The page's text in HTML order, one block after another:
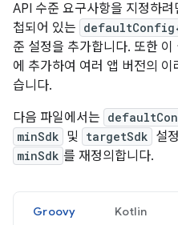
API 수준 요구사항을 지정하려
첩되어 있는
준 설정을 추가합니다. 또한
에 추가하여 여러 앱 버전의
습니다.
다음 파일에서는
minSdk 및 targetSdk 설
minSdk 를 재정의합니다.
Groovy Kotlin